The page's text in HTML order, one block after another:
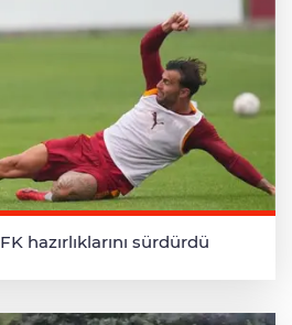
hazırlıklarını sürdürdü